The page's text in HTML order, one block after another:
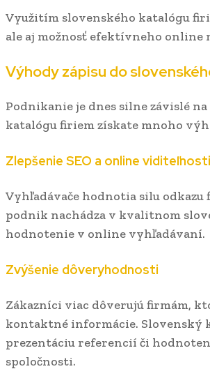
Využitím slovenského katalógu
ale aj možnosť efektívneho online
Výhody zápisu do
Podnikanie je dnes silne závislé
katalógu firiem získate mnoho
Zlepšenie SEO a online viditeľnosti
Vyhľadávače hodnotia silu
podnik nachádza v kvalitnom
hodnotenie v online vyhľadávaní.
Zvýšenie dôveryhodnosti
Zákazníci viac dôverujú firmám,
kontaktné informácie. Slovenský
prezentáciu referencií či
spoločnosti.